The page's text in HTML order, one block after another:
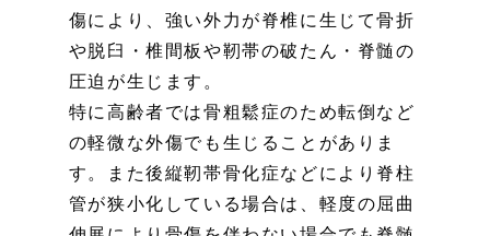
傷により、強い外力が脊椎に生じて骨折
や脱臼・椎間板や靭帯の破たん・脊髄の
圧迫が生じます。
特に高齢者では骨粗鬆症のため転倒など
の軽微な外傷でも生じることがありま
す。また後縦靭帯骨化症などにより脊柱
管が狭小化している場合は、軽度の屈曲